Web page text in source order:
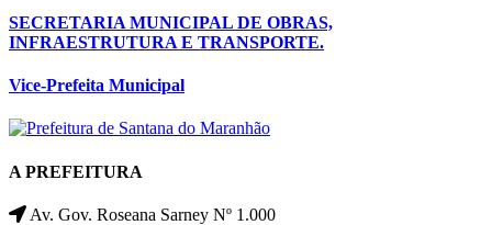
SECRETARIA MUNICIPAL DE OBRAS,
INFRAESTRUTURA E TRANSPORTE.
Vice-Prefeita Municipal
A PREFEITURA
Av. Gov. Roseana Sarney Nº 1.000